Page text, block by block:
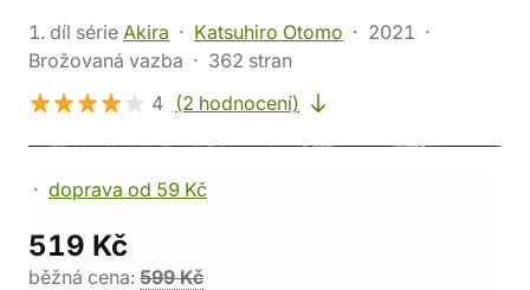
1. díl série Akira Katsuhiro Otomo
2021
Brožovaná vazba
362 stran
4 (2 hodnocení)
doprava od 59 Kč
519 Kč
běžná cena: 599 Kč